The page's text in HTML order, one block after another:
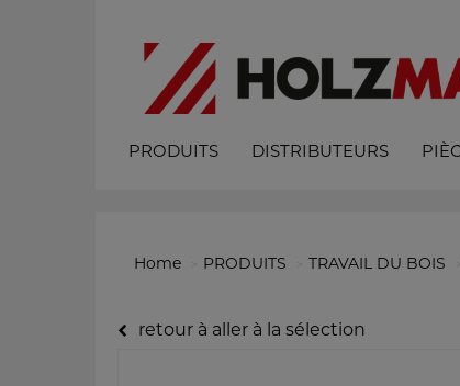
PRODUITS DISTRIBUTEURS
Home PRODUITS TRAVAIL DU BOIS
retour à aller à la sélection